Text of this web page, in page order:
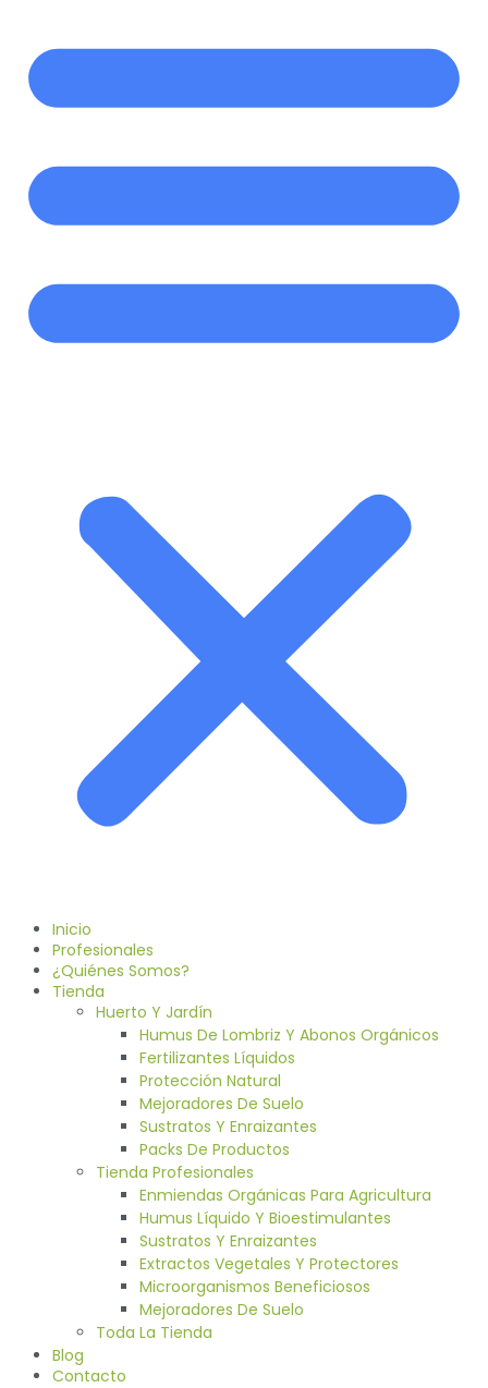
Inicio
Profesionales
¿Quiénes Somos?
Tienda
Huerto Y Jardín
Humus De Lombriz Y Abonos Orgánicos
Fertilizantes Líquidos
Protección Natural
Mejoradores De Suelo
Sustratos Y Enraizantes
Packs De Productos
Tienda Profesionales
Enmiendas Orgánicas Para Agricultura
Humus Líquido Y Bioestimulantes
Sustratos Y Enraizantes
Extractos Vegetales Y Protectores
Microorganismos Beneficiosos
Mejoradores De Suelo
Toda La Tienda
Blog
Contacto